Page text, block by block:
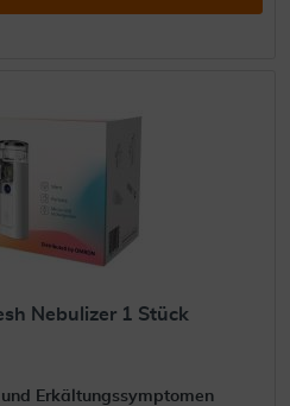
Nebulizer 1 Stück
Erkältungssymptomen